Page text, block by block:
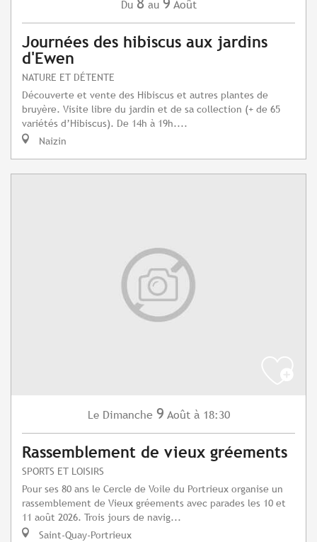
Du au Août
Journées des hibiscus aux jardins
d'Ewen
NATURE ET DÉTENTE
Découverte et vente des Hibiscus et autres plantes de
bruyère. Visite libre du jardin et de sa collection (+ de 65
variétés d’Hibiscus). De 14h à 19h....
Naizin
Le Dimanche 9 Août à 18:30
Rassemblement de vieux gréements
SPORTS ET LOISIRS
Pour ses 80 ans le Cercle de Voile du Portrieux organise un
rassemblement de Vieux gréements avec parades les 10 et
11 août 2026. Trois jours de navig...
Saint-Quay-Portrieux